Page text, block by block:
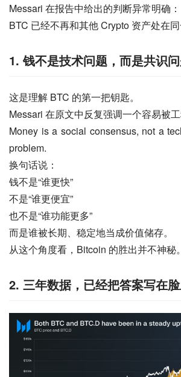
Messari 在报告中给出的判断异常明确：
BTC 已经不再和其他 Crypto 资产处在同
1. 钱不是技术问题，而是共识
这是理解 BTC 的第一把钥匙。
Messari 在原文中反复强调一个容易被
Money is a social consensus, not a
problem.
换句话说：
钱不是“谁更快”
不是“谁更便宜”
也不是“谁功能更多”
而是谁被长期、稳定地当成价值储存。
从这个角度看，Bitcoin 的胜出并不神秘。
2. 三年数据，已经把答案写在